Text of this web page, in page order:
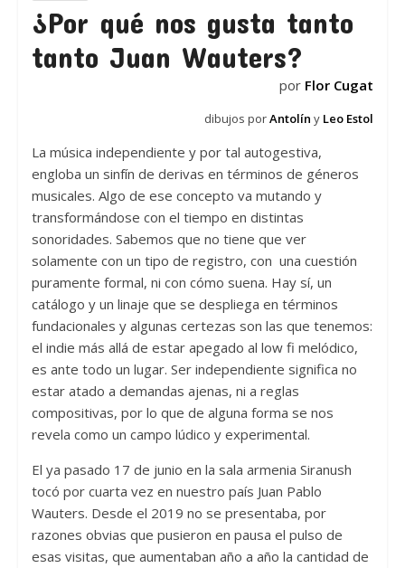
¿Por qué nos gusta tanto
tanto Juan Wauters?
por Flor Cugat
dibujos porAntolín y Leo Estol
La música independiente y por tal autogestiva,
engloba un sinfín de derivas en términos de géneros
musicales. Algo de ese concepto va mutando y
transformándose con el tiempo en distintas
sonoridades. Sabemos que no tiene que ver
solamente con un tipo de registro, con una cuestión
puramente formal, ni con cómo suena. Hay sí, un
catálogo y un linaje que se despliega en términos
fundacionales y algunas certezas son las que tenemos:
el indie más allá de estar apegado al low fi melódico,
es ante todo un lugar. Ser independiente significa no
estar atado a demandas ajenas, ni a reglas
compositivas, por lo que de alguna forma se nos
revela como un campo lúdico y experimental.
El ya pasado 17 de junio en la sala armenia Siranush
tocó por cuarta vez en nuestro país Juan Pablo
Wauters. Desde el 2019 no se presentaba, por
razones obvias que pusieron en pausa el pulso de
esas visitas, que aumentaban año a año la cantidad de